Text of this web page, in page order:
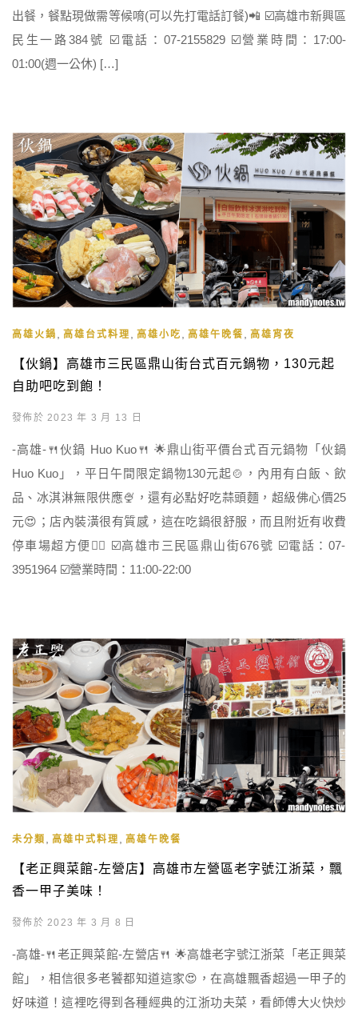
出餐，餐點現做需等候唷(可以先打電話訂餐)📲 ☑️高雄市新興區
民生一路384號 ☑️電話：07-2155829 ☑️營業時間：17:00-
01:00(週一公休) […]
高雄火鍋 高雄台式料理 高雄小吃 高雄午晚餐 高雄宵夜
【伙鍋】高雄市三民區鼎山街台式百元鍋物，130元起
自助吧吃到飽！
發佈於 2023 年 3 月 13 日
-高雄-🍴伙鍋 Huo Kuo🍴 🌟鼎山街平價台式百元鍋物「伙鍋
Huo Kuo」，平日午間限定鍋物130元起🍲，內用有白飯、飲
品、冰淇淋無限供應🍨，還有必點好吃蒜頭麵，超級佛心價25
元😍；店內裝潢很有質感，這在吃鍋很舒服，而且附近有收費
停車場超方便👍🏻 ☑️高雄市三民區鼎山街676號 ☑️電話：07-
3951964 ☑️營業時間：11:00-22:00
未分類 高雄中式料理 高雄午晚餐
【老正興菜館-左營店】高雄市左營區老字號江浙菜，飄
香一甲子美味！
發佈於 2023 年 3 月 8 日
-高雄-🍴老正興菜館-左營店🍴 🌟高雄老字號江浙菜「老正興菜
館」，相信很多老饕都知道這家😍，在高雄飄香超過一甲子的
好味道！這裡吃得到各種經典的江浙功夫菜，看師傅大火快炒